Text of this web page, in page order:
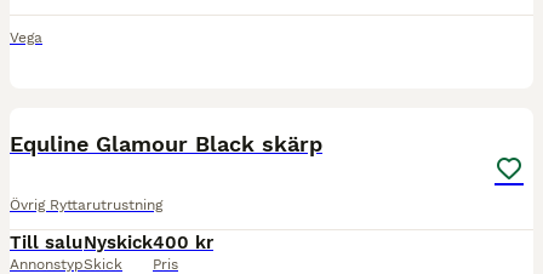
Vega
Equline Glamour Black skärp
Övrig Ryttarutrustning
Till salu
Annonstyp
Nyskick
Skick
400 kr
Pris